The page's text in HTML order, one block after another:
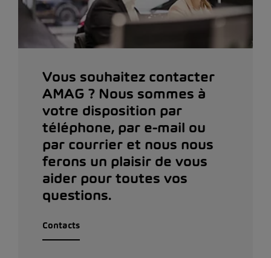
Vous souhaitez contacter
AMAG ? Nous sommes à
votre disposition par
téléphone, par e-mail ou
par courrier et nous nous
ferons un plaisir de vous
aider pour toutes vos
questions.
Contacts